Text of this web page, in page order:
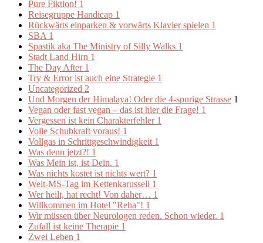
Pure Fiktion! 1
Reisegruppe Handicap 1
Rückwärts einparken & vorwärts Klavier spielen 1
SBA 1
Spastik aka The Ministry of Silly Walks 1
Stadt Land Hirn 1
The Day After 1
Try & Error ist auch eine Strategie 1
Uncategorized 2
Und Morgen der Himalaya! Oder die 4-spurige Strasse 1
Vegan oder fast vegan – das ist hier die Frage! 1
Vergessen ist kein Charakterfehler 1
Volle Schubkraft voraus! 1
Vollgas in Schrittgeschwindigkeit 1
Was denn jetzt?! 1
Was Mein ist, ist Dein. 1
Was nichts kostet ist nichts wert? 1
Welt-MS-Tag im Kettenkarussell 1
Wer heilt, hat recht! Von daher… 1
Willkommen im Hotel "Reha"! 1
Wir müssen über Neurologen reden. Schon wieder. 1
Zufall ist keine Therapie 1
Zwei Leben 1